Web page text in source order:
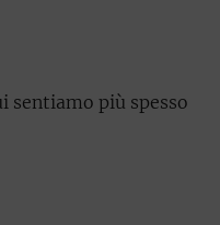
sentiamo più spesso